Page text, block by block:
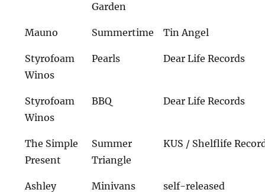
Garden
Mauno Summertime Tin Angel
Styrofoam
Winos
Pearls Dear Life Records
Styrofoam
Winos
BBQ Dear Life Records
The Simple
Present
Summer
Triangle
KUS / Shelflife
Ashley
Minivans self-released